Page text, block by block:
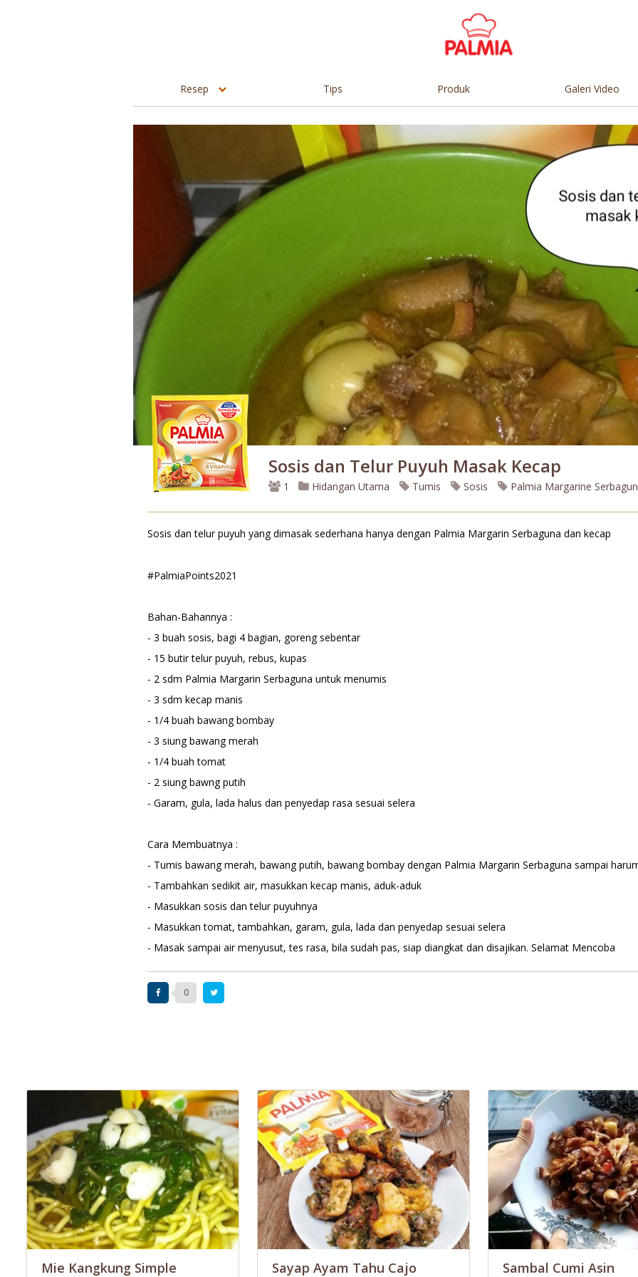
Resep Tips Produk Galeri Video
Sosis dan Telur Puyuh Masak Kecap
1 Hidangan Utama Tumis Sosis Palmia Margarine
Sosis dan telur puyuh yang dimasak sederhana hanya dengan Palmia Margarin Serbaguna dan kecap
#PalmiaPoints2021
Bahan-Bahannya :
- 3 buah sosis, bagi 4 bagian, goreng sebentar
- 15 butir telur puyuh, rebus, kupas
- 2 sdm Palmia Margarin Serbaguna untuk menumis
- 3 sdm kecap manis
- 1/4 buah bawang bombay
- 3 siung bawang merah
- 1/4 buah tomat
- 2 siung bawng putih
- Garam, gula, lada halus dan penyedap rasa sesuai selera
Cara Membuatnya :
- Tumis bawang merah, bawang putih, bawang bombay dengan Palmia Margarin Serbaguna sampai
- Tambahkan sedikit air, masukkan kecap manis, aduk-aduk
- Masukkan sosis dan telur puyuhnya
- Masukkan tomat, tambahkan, garam, gula, lada dan penyedap sesuai selera
- Masak sampai air menyusut, tes rasa, bila sudah pas, siap diangkat dan disajikan. Selamat Mencoba
0
Mie Kangkung Simple Sayap Ayam Tahu Cajo Sambal Cumi Asin